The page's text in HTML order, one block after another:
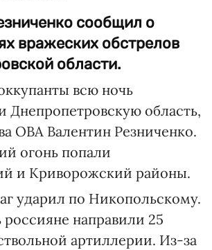
сообщил о
вражеских обстрелов
области.
всю ночь
Днепропетровскую область,
ОВА Валентин Резниченко.
огонь попали
и Криворожский районы.
ударил по Никопольскому.
направили 25
артиллерии. Из-за